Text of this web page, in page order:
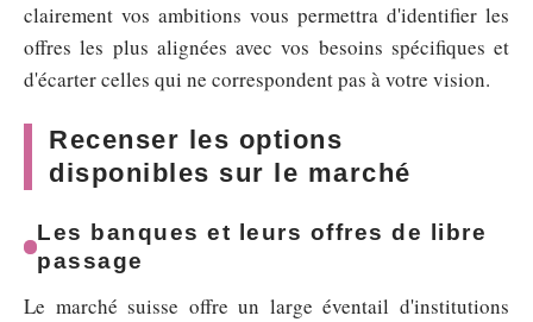
clairement vos ambitions vous permettra d'identifier les
offres les plus alignées avec vos besoins spécifiques et
d'écarter celles qui ne correspondent pas à votre vision.
Recenser les options
disponibles sur le marché
Les banques et leurs offres de libre
passage
Le marché suisse offre un large éventail d'institutions